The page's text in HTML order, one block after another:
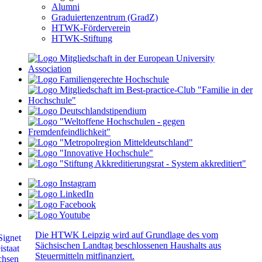
Alumni
Graduiertenzentrum (GradZ)
HTWK-Förderverein
HTWK-Stiftung
Die HTWK Leipzig wird auf Grundlage des vom
Sächsischen Landtag beschlossenen Haushalts aus
Steuermitteln mitfinanziert.